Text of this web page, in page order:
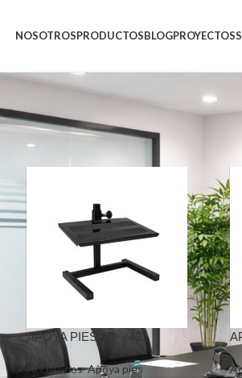
NOSOTROSPRODUCTOSBLOGPROYECTOS
PIES”
APOYA PIES AP – 421
Accesorios,Apoya pies